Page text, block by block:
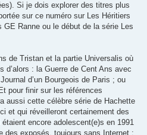
Si je dois explorer des titres plus
sur ce numéro sur Les Héritiers
Ranne ou le début de la série Les
de Tristan et la partie Universalis où
d’alors : la Guerre de Cent Ans avec
d’un Bourgeois de Paris ; ou
pour finir sur les références
aussi cette célèbre série de Hachette
et qui réveilleront certainement des
encore adolescent(e)s en 1991
des exposés, toujours sans Internet :